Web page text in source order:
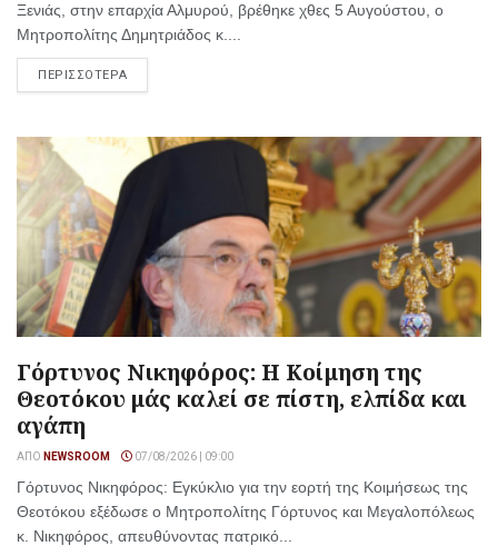
Ξενιάς, στην επαρχία Αλμυρού, βρέθηκε χθες 5 Αυγούστου, ο
Μητροπολίτης Δημητριάδος κ....
ΠΕΡΙΣΣΟΤΕΡΑ
Γόρτυνος Νικηφόρος: Η Κοίμηση της
Θεοτόκου μάς καλεί σε πίστη, ελπίδα και
αγάπη
ΑΠΌ NEWSROOM 07/08/2026 | 09:00
Γόρτυνος Νικηφόρος: Εγκύκλιο για την εορτή της Κοιμήσεως της
Θεοτόκου εξέδωσε ο Μητροπολίτης Γόρτυνος και Μεγαλοπόλεως
κ. Νικηφόρος, απευθύνοντας πατρικό...